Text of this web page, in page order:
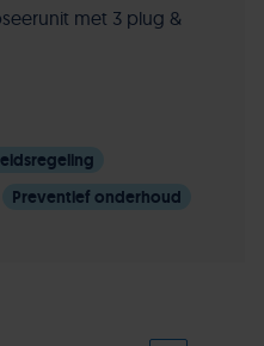
met 3 plug &
Preventief onderhoud